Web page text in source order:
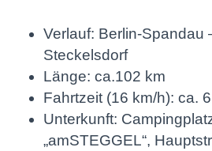
Verlauf: Berlin-Spandau
Steckelsdorf
Länge: ca.102 km
Fahrtzeit (16 km/h): ca.
Unterkunft:
„amSTEGGEL“,